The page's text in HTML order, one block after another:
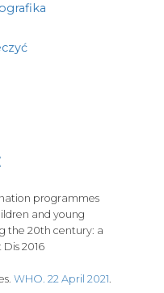
programmes
and young
the 20th century: a
2016
WHO. 22 April 2021.